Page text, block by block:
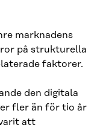
marknadens
på strukturella
faktorer.
den digitala
fler än för tio år
att